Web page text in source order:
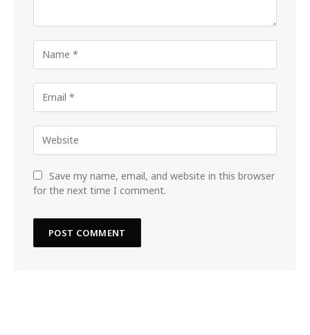
Save my name, email, and website in this browser
for the next time I comment.